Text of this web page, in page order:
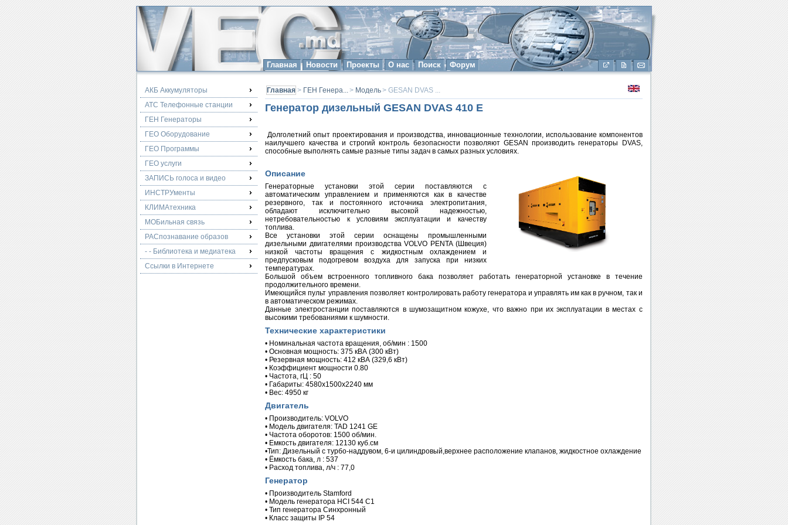
Главная Новости Проекты О нас Поиск Форум
АКБ Аккумуляторы
АТС Телефонные станции
ГЕН Генераторы
ГЕО Оборудование
ГЕО Программы
ГЕО услуги
ЗАПИСЬ голоса и видео
ИНСТРУменты
КЛИМАтехника
МОБильная связь
РАСпознавание образов
- - Библиотека и медиатека
Ссылки в Интернете
Главная > ГЕН Генера...> Модель> GESAN DVAS ...
Генератор дизельный GESAN DVAS 410 E
Долголетний опыт проектирования и производства, инновационные технологии, использование компонентов
наилучшего качества и строгий контроль безопасности позволяют GESAN производить генераторы DVAS,
способные выполнять самые разные типы задач в самых разных условиях.
Описание
Генераторные установки этой серии поставляются с
автоматическим управлением и применяются как в качестве
резервного, так и постоянного источника электропитания,
обладают исключительно высокой надежностью,
нетребовательностью к условиям эксплуатации и качеству
топлива.
Все установки этой серии оснащены промышленными
дизельными двигателями производства VOLVO PENTA (Швеция)
низкой частоты вращения с жидкостным охлаждением и
предпусковым подогревом воздуха для запуска при низких
температурах.
Большой объем встроенного топливного бака позволяет работать генераторной установке в течение
продолжительного времени.
Имеющийся пульт управления позволяет контролировать работу генератора и управлять им как в ручном, так и
в автоматическом режимах.
Данные электростанции поставляются в шумозащитном кожухе, что важно при их эксплуатации в местах с
высокими требованиями к шумности.
Технические характеристики
• Номинальная частота вращения, об/мин : 1500
• Основная мощность: 375 кВА (300 кВт)
• Резервная мощность: 412 кВА (329,6 кВт)
• Коэффициент мощности 0.80
• Частота, гЦ : 50
• Габариты: 4580x1500x2240 мм
• Вес: 4950 кг
Двигатель
• Производитель: VOLVO
• Модель двигателя: TAD 1241 GE
• Частота оборотов: 1500 об/мин.
• Емкость двигателя: 12130 куб.см
•Тип: Дизельный с турбо-наддувом, 6-и цилиндровый,верхнее расположение клапанов, жидкостное охлаждение
• Ёмкость бака, л : 537
• Расход топлива, л/ч : 77,0
Генератор
• Производитель Stamford
• Модель генератора HCI 544 C1
• Тип генератора Синхронный
• Класс защиты IP 54